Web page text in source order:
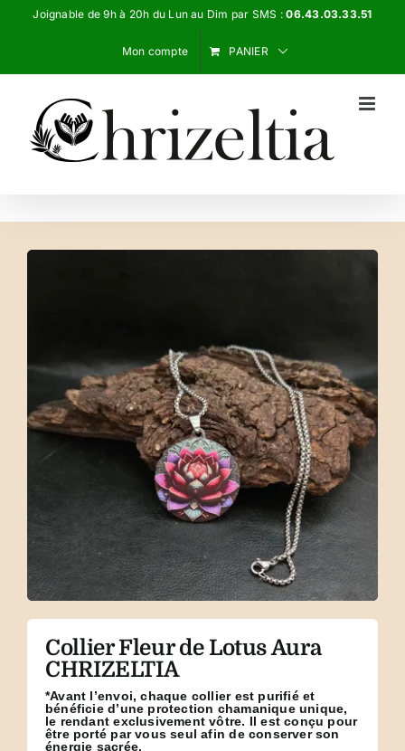
PasserJoignable de 9h à 20h du Lun au Dim par SMS :06.43.03.33.51
Mon compte PANIER
Collier Fleur de Lotus Aura
CHRIZELTIA
*Avant l’envoi, chaque collier est purifié et
bénéficie d’une protection chamanique unique,
le rendant exclusivement vôtre. Il est conçu pour
être porté par vous seul afin de conserver son
énergie sacrée.